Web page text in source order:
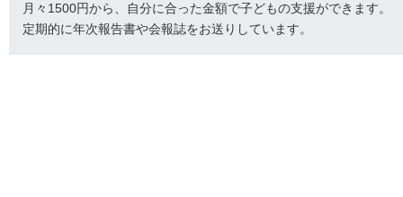
月々1500円から、自分に合った金額で子どもの支援ができます。
定期的に年次報告書や会報誌をお送りしています。